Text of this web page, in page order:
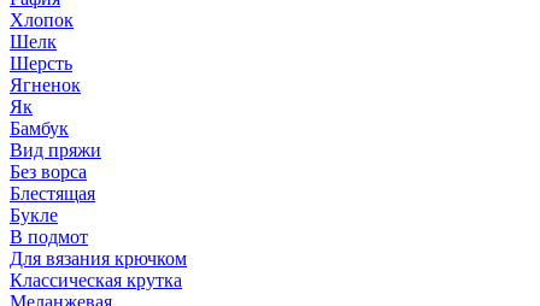
Хлопок
Шелк
Шерсть
Ягненок
Як
Бамбук
Вид пряжи
Без ворса
Блестящая
Букле
В подмот
Для вязания крючком
Классическая крутка
Меланжевая